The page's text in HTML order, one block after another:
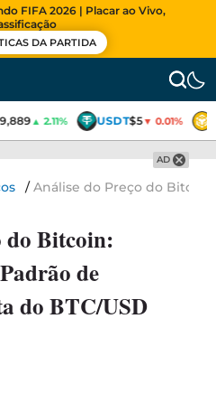
FIFA 2026 | Placar ao Vivo,
DA PARTIDA
▲ 2.11% USDT$5▼ 0.01%
AD
/Análise do Preço do
do Bitcoin:
de
do BTC/USD